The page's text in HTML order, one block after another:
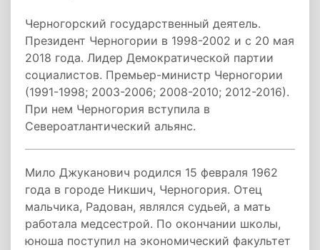
Черногорский государственный деятель.
Президент Черногории в 1998-2002 и с 20 мая
2018 года. Лидер Демократической партии
социалистов. Премьер-министр Черногории
(1991-1998; 2003-2006; 2008-2010; 2012-2016).
При нем Черногория вступила в
Североатлантический альянс.
Мило Джуканович родился 15 февраля 1962
года в городе Никшич, Черногория. Отец
мальчика, Радован, являлся судьей, а мать
работала медсестрой. По окончании школы,
юноша поступил на экономический факультет